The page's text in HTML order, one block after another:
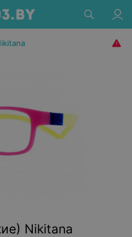
Nikitana